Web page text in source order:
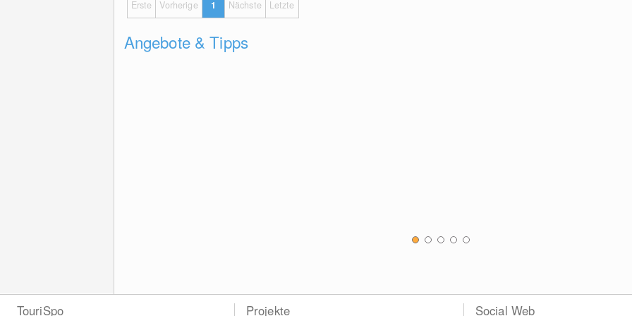
Erste Vorherige 1 Nächste Letzte
Angebote & Tipps
TouriSpo Projekte Social Web